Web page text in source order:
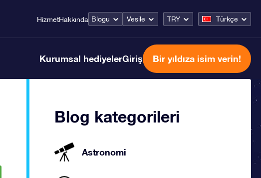
HizmetHakkında Blogu Vesile TRY Türkçe
Kurumsal hediyelerGiriş Bir yıldıza isim verin!
Blog kategorileri
Astronomi